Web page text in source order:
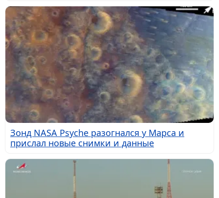
Зонд NASA Psyche разогнался у Марса и
прислал новые снимки и данные